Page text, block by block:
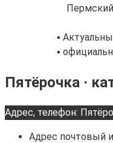
▪️
▪️
Пятёрочка ·
Адрес, телефон:
Адрес почтовый